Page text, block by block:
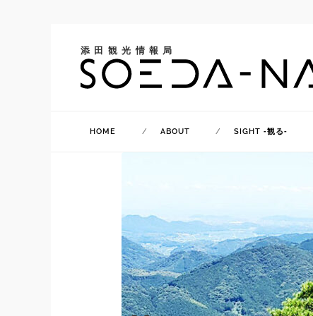
添田観光情報局
HOME ABOUT SIGHT ‐観る‐